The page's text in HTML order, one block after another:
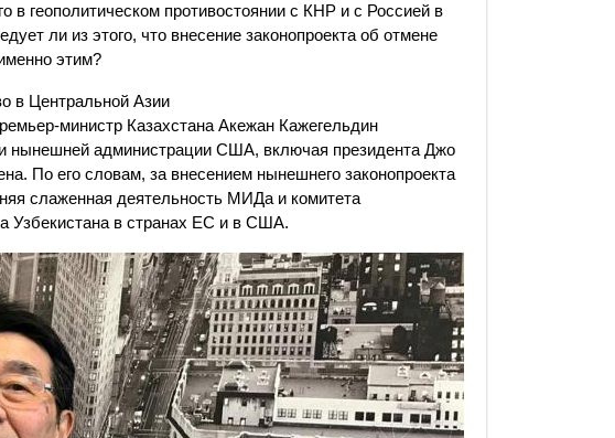
в геополитическом противостоянии с КНР и с Россией в
ли из этого, что внесение законопроекта об отмене
этим?
в Центральной Азии
министр Казахстана Акежан Кажегельдин
нынешней администрации США, включая президента Джо
По его словам, за внесением нынешнего законопроекта
слаженная деятельность МИДа и комитета
Узбекистана в странах ЕС и в США.